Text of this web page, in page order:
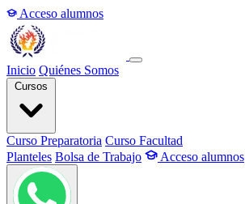
Acceso alumnos
Inicio Quiénes Somos
Curso Preparatoria Curso Facultad
Planteles Bolsa de Trabajo Acceso alumnos